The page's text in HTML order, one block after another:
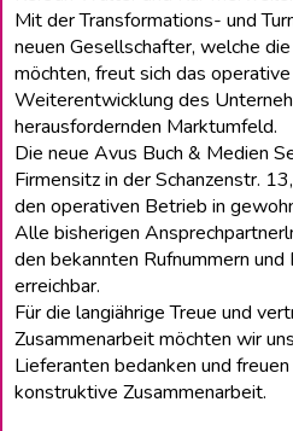
Mit der Transformations- und
neuen Gesellschafter, welche
möchten, freut sich das
Weiterentwicklung des
herausfordernden Marktumfeld.
Die neue Avus Buch & Medien
Firmensitz in der Schanzenstr.
den operativen Betrieb in
Alle bisherigen
den bekannten Rufnummern
erreichbar.
Für die langiährige Treue und
Zusammenarbeit möchten wir
Lieferanten bedanken und
konstruktive Zusammenarbeit.